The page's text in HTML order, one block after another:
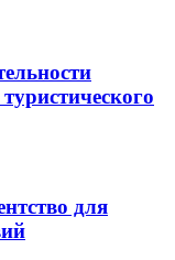
для